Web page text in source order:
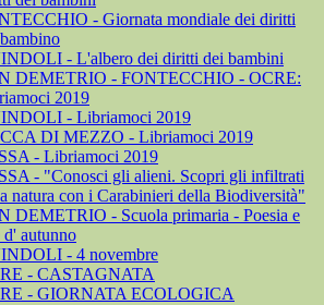
- Giornata mondiale dei diritti
- L'albero dei diritti dei bambini
DEMETRIO - FONTECCHIO - OCRE:
2019
- Libriamoci 2019
DI MEZZO - Libriamoci 2019
- Libriamoci 2019
- "Conosci gli alieni. Scopri gli infiltrati
natura con i Carabinieri della Biodiversità"
DEMETRIO - Scuola primaria - Poesia e
d' autunno
- 4 novembre
- CASTAGNATA
- GIORNATA ECOLOGICA